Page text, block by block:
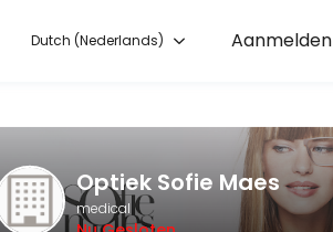
Aanmelden
Dutch (Nederlands)
Optiek Sofie Maes
medical